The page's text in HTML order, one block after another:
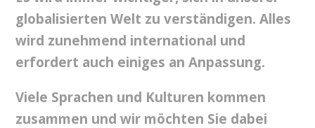
globalisierten Welt zu verständigen. Alles
wird zunehmend international und
erfordert auch einiges an Anpassung.
Viele Sprachen und Kulturen kommen
zusammen und wir möchten Sie dabei